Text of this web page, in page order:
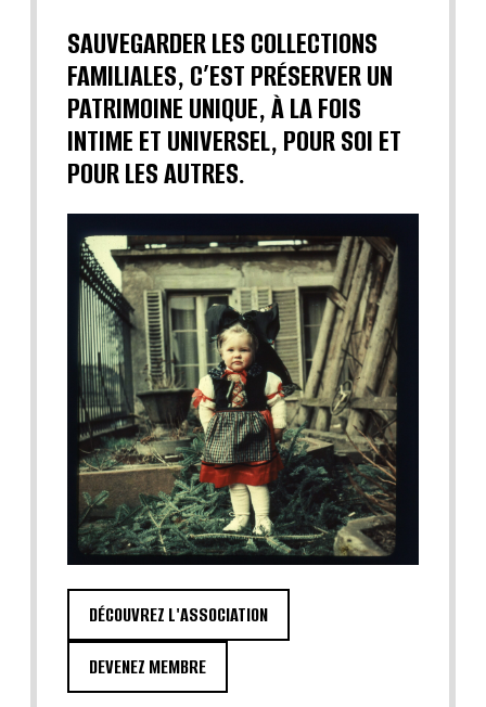
SAUVEGARDER LES COLLECTIONS
FAMILIALES, C’EST PRÉSERVER UN
PATRIMOINE UNIQUE, À LA FOIS
INTIME ET UNIVERSEL, POUR SOI ET
POUR LES AUTRES.
DÉCOUVREZ L'ASSOCIATION
DEVENEZ MEMBRE